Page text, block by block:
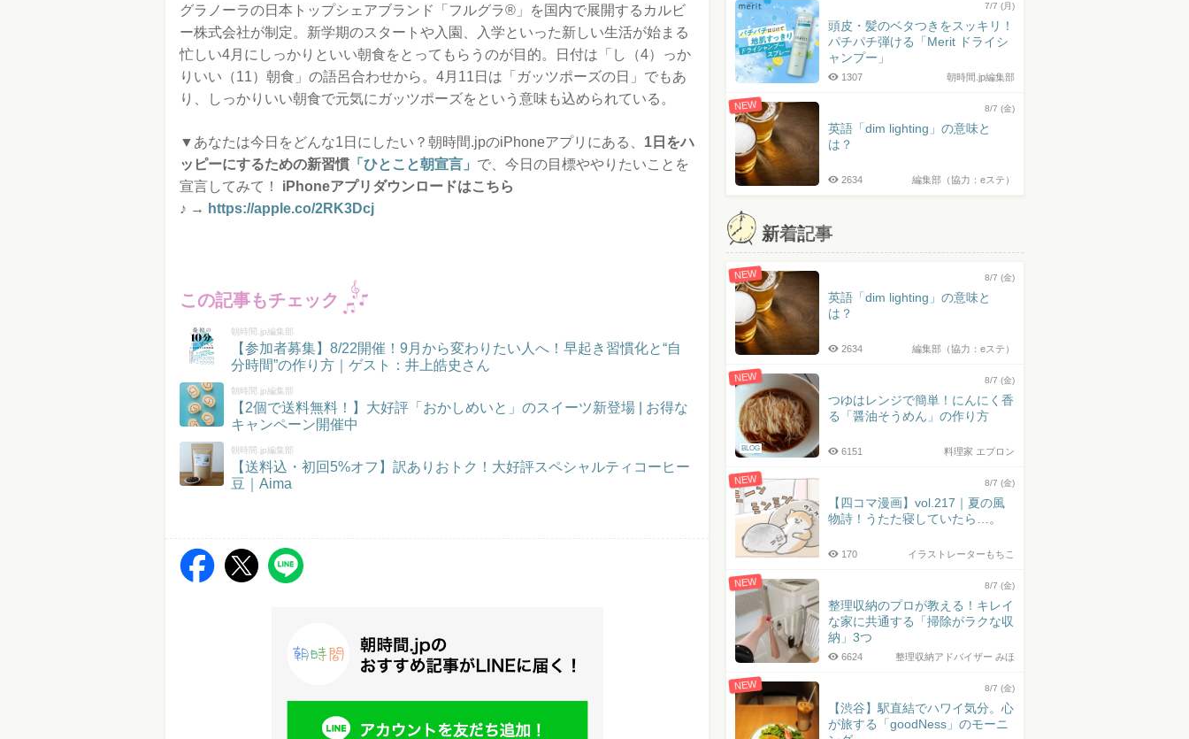
グラノーラの日本トップシェアブランド「フルグラ®」を国内で展開するカルビ
ー株式会社が制定。新学期のスタートや入園、入学といった新しい生活が始まる
忙しい4月にしっかりといい朝食をとってもらうのが目的。日付は「し（4）っか
りいい（11）朝食」の語呂合わせから。4月11日は「ガッツポーズの日」でもあ
り、しっかりいい朝食で元気にガッツポーズをという意味も込められている。
▼あなたは今日をどんな1日にしたい？朝時間.jpのiPhoneアプリにある、 1日をハ
ッピーにするための新習慣 「ひとこと朝宣言」 で、今日の目標ややりたいことを
宣言してみて！
iPhoneアプリダウンロードはこちら
♪ → https://apple.co/2RK3Dcj
この記事もチェック
朝時間.jp編集部
【参加者募集】8/22開催！9月から変わりたい人へ！早起き習慣化と“自
分時間”の作り方｜ゲスト：井上皓史さん
朝時間.jp編集部
【2個で送料無料！】大好評「おかしめいと」のスイーツ新登場 | お得な
キャンペーン開催中
朝時間.jp編集部
【送料込・初回5%オフ】訳ありおトク！大好評スペシャルティコーヒー
豆｜Aima
7/7 (月)
頭皮・髪のベタつきをスッキリ！
パチパチ弾ける「Merit ドライシ
ャンプー」
朝時間.jp編集部
1307
NEW 8/7 (金)
英語「dim lighting」の意味と
は？
編集部（協力：eステ）
2634
新着記事
NEW 8/7 (金)
英語「dim lighting」の意味と
は？
編集部（協力：eステ）
2634
NEW
BLOG
8/7 (金)
つゆはレンジで簡単！にんにく香
る「醤油そうめん」の作り方
料理家 エプロン
6151
NEW 8/7 (金)
【四コマ漫画】vol.217｜夏の風
物詩！うたた寝していたら…。
イラストレーターもちこ
170
NEW 8/7 (金)
整理収納のプロが教える！キレイ
な家に共通する「掃除がラクな収
納」3つ
整理収納アドバイザー みほ
6624
NEW 8/7 (金)
【渋谷】駅直結でハワイ気分。心
が旅する「goodNess」のモーニ